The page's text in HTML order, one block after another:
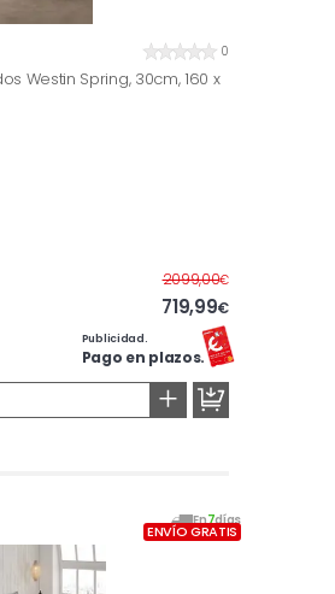
0
Westin Spring, 30cm, 160 x
2099,00€Antes
719,99€
Publicidad.
Pago en plazos.
+
En7días
ENVÍO GRATIS